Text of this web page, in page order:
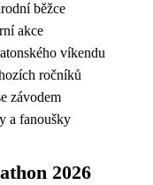
běžce
akce
víkendu
ročníků
závodem
a fanoušky
2026